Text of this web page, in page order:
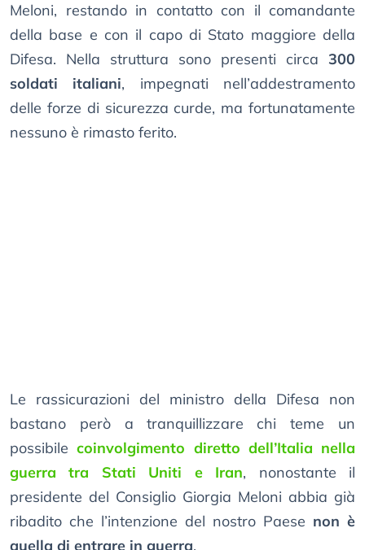
Meloni, restando in contatto con il comandante
della base e con il capo di Stato maggiore della
Difesa. Nella struttura sono presenti circa 300
soldati italiani, impegnati nell’addestramento
delle forze di sicurezza curde, ma fortunatamente
nessuno è rimasto ferito.
Le rassicurazioni del ministro della Difesa non
bastano però a tranquillizzare chi teme un
possibilecoinvolgimento diretto dell’Italia nella
guerra tra Stati Uniti e Iran, nonostante il
presidente del Consiglio Giorgia Meloni abbia già
ribadito che l’intenzione del nostro Paese non è
quella di entrare in guerra.